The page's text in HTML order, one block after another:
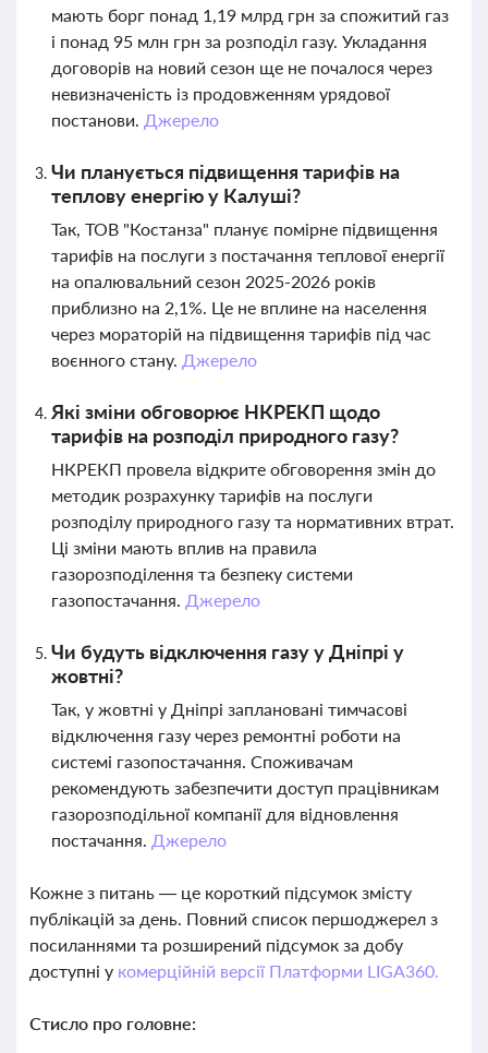
мають борг понад 1,19 млрд грн за спожитий газ
і понад 95 млн грн за розподіл газу. Укладання
договорів на новий сезон ще не почалося через
невизначеність із продовженням урядової
постанови. Джерело
Чи планується підвищення тарифів на
теплову енергію у Калуші?
Так, ТОВ "Костанза" планує помірне підвищення
тарифів на послуги з постачання теплової енергії
на опалювальний сезон 2025-2026 років
приблизно на 2,1%. Це не вплине на населення
через мораторій на підвищення тарифів під час
воєнного стану. Джерело
Які зміни обговорює НКРЕКП щодо
тарифів на розподіл природного газу?
НКРЕКП провела відкрите обговорення змін до
методик розрахунку тарифів на послуги
розподілу природного газу та нормативних втрат.
Ці зміни мають вплив на правила
газорозподілення та безпеку системи
газопостачання. Джерело
Чи будуть відключення газу у Дніпрі у
жовтні?
Так, у жовтні у Дніпрі заплановані тимчасові
відключення газу через ремонтні роботи на
системі газопостачання. Споживачам
рекомендують забезпечити доступ працівникам
газорозподільної компанії для відновлення
постачання. Джерело
Кожне з питань — це короткий підсумок змісту
публікацій за день. Повний список першоджерел з
посиланнями та розширений підсумок за добу
доступні у комерційній версії Платформи LIGA360.
Стисло про головне: